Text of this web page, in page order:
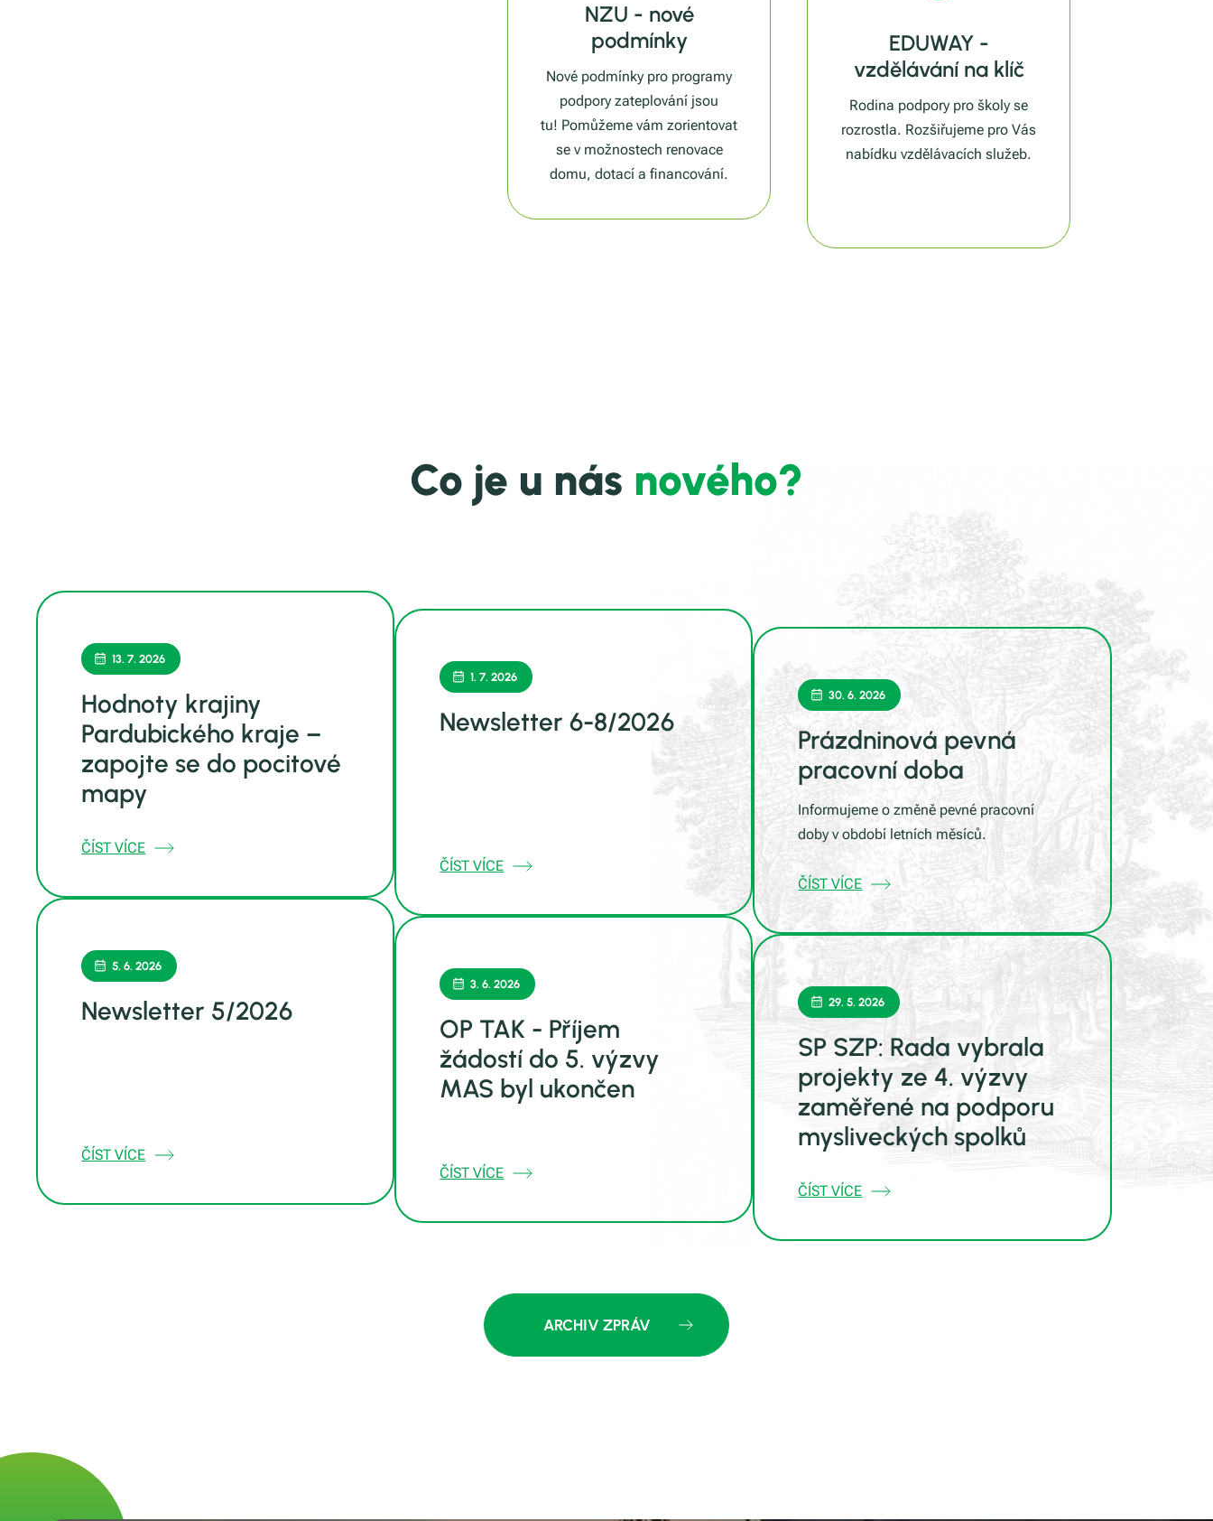
NZU - nové
podmínky
Nové podmínky pro programy
podpory zateplování jsou
tu! Pomůžeme vám zorientovat
se v možnostech renovace
domu, dotací a financování.
EDUWAY -
vzdělávání na klíč
Rodina podpory pro školy se
rozrostla. Rozšiřujeme pro Vás
nabídku vzdělávacích služeb.
Co je u nás nového?
13. 7. 2026
Hodnoty krajiny
Pardubického kraje –
zapojte se do pocitové
mapy
ČÍST VÍCE
1. 7. 2026
Newsletter 6-8/2026
ČÍST VÍCE
30. 6. 2026
Prázdninová pevná
pracovní doba
Informujeme o změně pevné pracovní
doby v období letních měsíců.
ČÍST VÍCE
5. 6. 2026
Newsletter 5/2026
ČÍST VÍCE
3. 6. 2026
OP TAK - Příjem
žádostí do 5. výzvy
MAS byl ukončen
ČÍST VÍCE
29. 5. 2026
SP SZP: Rada vybrala
projekty ze 4. výzvy
zaměřené na podporu
mysliveckých spolků
ČÍST VÍCE
ARCHIV ZPRÁV